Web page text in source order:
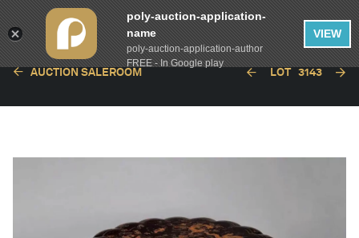
AUCTION SALEROOM LOT 3143
poly-auction-application-
name
poly-auction-application-author
FREE - In Google play
VIEW